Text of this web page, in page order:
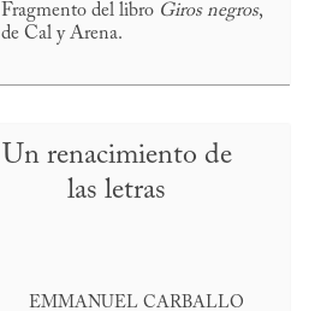
Fragmento del libro Giros negros,
de Cal y Arena.
Un renacimiento de
las letras
EMMANUEL CARBALLO